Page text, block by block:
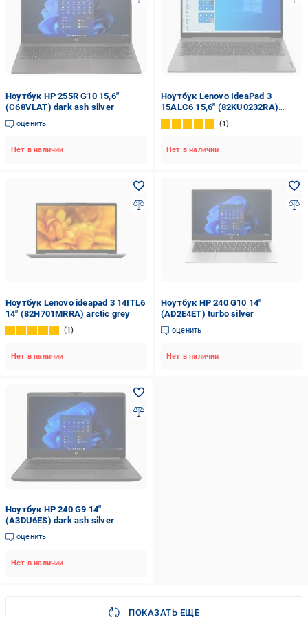
Ноутбук HP 255R G10 15,6"
(C68VLAT) dark ash silver
оценить
Нет в наличии
Ноутбук Lenovo IdeaPad 3
15ALC6 15,6" (82KU0232RA)
arctic grey
1
Нет в наличии
Ноутбук Lenovo ideapad 3 14ITL6
14" (82H701MRRA) arctic grey
1
Нет в наличии
Ноутбук HP 240 G10 14"
(AD2E4ET) turbo silver
оценить
Нет в наличии
Ноутбук HP 240 G9 14"
(A3DU6ES) dark ash silver
оценить
Нет в наличии
ПОКАЗАТЬ ЕЩЕ